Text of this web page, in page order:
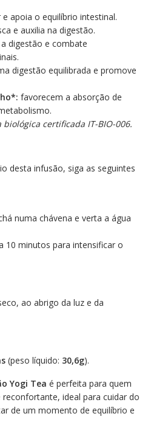
apoia o equilíbrio intestinal.
e auxilia na digestão.
digestão e combate
digestão equilibrada e promove
favorecem a absorção de
certificada IT-BIO-006.
desta infusão, siga as seguintes
numa chávena e verta a água
10 minutos para intensificar o
ao abrigo da luz e da
(peso líquido: 30,6g).
Yogi Tea é perfeita para quem
ideal para cuidar do
de um momento de equilíbrio e